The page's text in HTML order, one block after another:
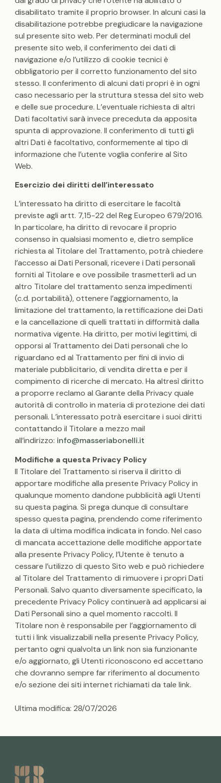
disabilitato tramite il proprio browser. In alcuni casi la
disabilitazione potrebbe pregiudicare la navigazione
sul presente sito web. Per determinati moduli del
presente sito web, il conferimento dei dati di
navigazione e/o l’utilizzo di cookie tecnici è
obbligatorio per il corretto funzionamento del sito
stesso. Il conferimento di alcuni dati propri è in ogni
caso necessario per la struttura stessa del sito web
e delle sue procedure. L’eventuale richiesta di altri
Dati facoltativi sarà invece preceduta da apposita
spunta di approvazione. Il conferimento di tutti gli
altri Dati è facoltativo, conformemente al tipo di
informazione che l’utente voglia conferire al Sito
Web.
Esercizio dei diritti dell’interessato
L’interessato ha diritto di esercitare le facoltà
previste agli artt. 7,15-22 del Reg Europeo 679/2016.
In particolare, ha diritto di revocare il proprio
consenso in qualsiasi momento e, dietro semplice
richiesta al Titolare del Trattamento, potrà chiedere
l’accesso ai Dati Personali, ricevere i Dati personali
forniti al Titolare e ove possibile trasmetterli ad un
altro Titolare del trattamento senza impedimenti
(c.d. portabilità), ottenere l’aggiornamento, la
limitazione del trattamento, la rettificazione dei Dati
e la cancellazione di quelli trattati in difformità dalla
normativa vigente. Ha diritto, per motivi legittimi, di
opporsi al Trattamento dei Dati personali che lo
riguardano ed al Trattamento per fini di invio di
materiale pubblicitario, di vendita diretta e per il
compimento di ricerche di mercato. Ha altresì diritto
a proporre reclamo al Garante della Privacy quale
autorità di controllo in materia di protezione dei dati
personali. L’interessato potrà esercitare i suoi diritti
contattando il Titolare a mezzo mail
all’indirizzo: info@masseriabonelli.it
Modifiche a questa Privacy Policy
Il Titolare del Trattamento si riserva il diritto di
apportare modifiche alla presente Privacy Policy in
qualunque momento dandone pubblicità agli Utenti
su questa pagina. Si prega dunque di consultare
spesso questa pagina, prendendo come riferimento
la data di ultima modifica indicata in fondo. Nel caso
di mancata accettazione delle modifiche apportate
alla presente Privacy Policy, l’Utente è tenuto a
cessare l’utilizzo di questo Sito web e può richiedere
al Titolare del Trattamento di rimuovere i propri Dati
Personali. Salvo quanto diversamente specificato, la
precedente Privacy Policy continuerà ad applicarsi ai
Dati Personali sino a quel momento raccolti. Il
Titolare non è responsabile per l’aggiornamento di
tutti i link visualizzabili nella presente Privacy Policy,
pertanto ogni qualvolta un link non sia funzionante
e/o aggiornato, gli Utenti riconoscono ed accettano
che dovranno sempre far riferimento al documento
e/o sezione dei siti internet richiamati da tale link.
Ultima modifica: 28/07/2026